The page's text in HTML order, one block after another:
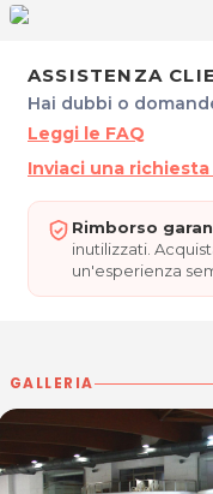
33013 Gemona del
Tel. 0432 981196
P.IVA 02860590302
Per ulteriori
acquisto scrivi a
ASSISTENZA
Hai dubbi o
Leggi le FAQ
Inviaci una
Rimborso
inutilizzati.
un'esperienza
GALLERIA